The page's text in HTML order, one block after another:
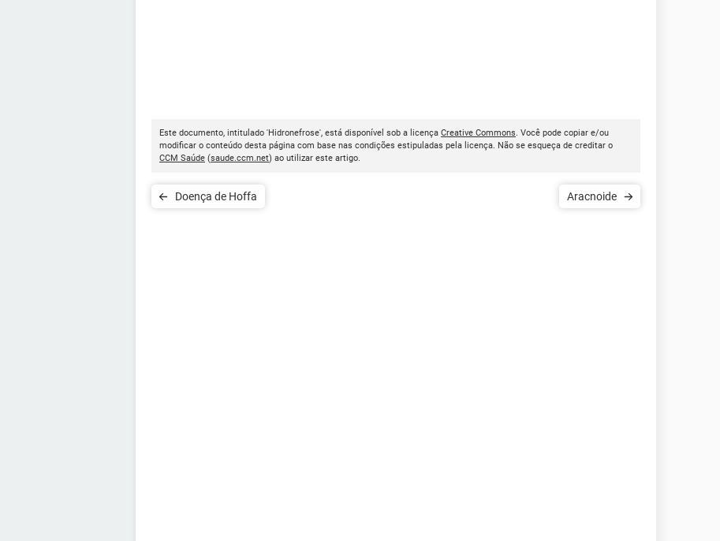
Este documento, intitulado 'Hidronefrose', está disponível sob a licença Creative Commons. Você pode copiar e/ou
modificar o conteúdo desta página com base nas condições estipuladas pela licença. Não se esqueça de creditar o
CCM Saúde (saude.ccm.net) ao utilizar este artigo.
Doença de Hoffa Aracnoide